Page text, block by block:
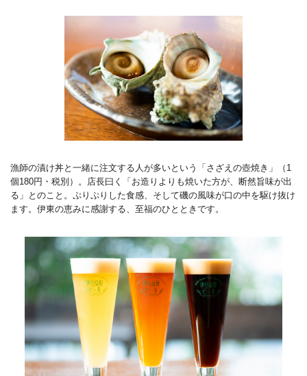
漁師の漬け丼と一緒に注文する人が多いという「さざえの壺焼き」（1
個180円・税別）。店長曰く「お造りよりも焼いた方が、断然旨味が出
る」とのこと。ぷりぷりした食感、そして磯の風味が口の中を駆け抜け
ます。伊東の恵みに感謝する、至福のひとときです。